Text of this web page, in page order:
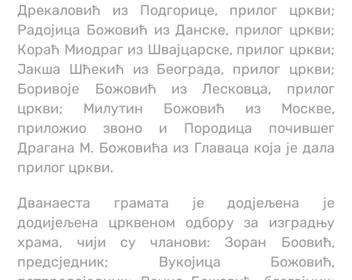
Дрекаловић из Подгорице, прилог цркви;
Радојица Божовић из Данске, прилог цркви;
Кораћ Миодраг из Швајцарске, прилог цркви;
Јакша Шћекић из Београда, прилог цркви;
Боривоје Божовић из Лесковца, прилог
цркви; Милутин Божовић из Москве,
приложио звоно и Породица почившег
Драгана М. Божовића из Главаца која је дала
прилог цркви.
Дванаеста грамата је додјељена је
додијељена црквеном одбору за изградњу
храма, чији су чланови: Зоран Боовић,
предсједник; Вукојица Божовић,